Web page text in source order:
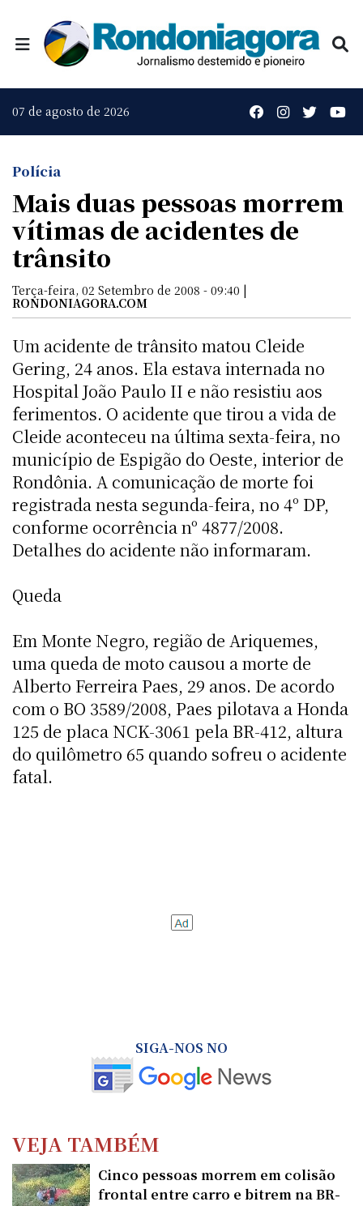
07 de agosto de 2026
Polícia
Mais duas pessoas morrem
vítimas de acidentes de
trânsito
Terça-feira, 02 Setembro de 2008 - 09:40 |
RONDONIAGORA.COM
Um acidente de trânsito matou Cleide
Gering, 24 anos. Ela estava internada no
Hospital João Paulo II e não resistiu aos
ferimentos. O acidente que tirou a vida de
Cleide aconteceu na última sexta-feira, no
município de Espigão do Oeste, interior de
Rondônia. A comunicação de morte foi
registrada nesta segunda-feira, no 4º DP,
conforme ocorrência nº 4877/2008.
Detalhes do acidente não informaram.
Queda
Em Monte Negro, região de Ariquemes,
uma queda de moto causou a morte de
Alberto Ferreira Paes, 29 anos. De acordo
com o BO 3589/2008, Paes pilotava a Honda
125 de placa NCK-3061 pela BR-412, altura
do quilômetro 65 quando sofreu o acidente
fatal.
SIGA-NOS NO
VEJA TAMBÉM
Cinco pessoas morrem em colisão
frontal entre carro e bitrem na BR-